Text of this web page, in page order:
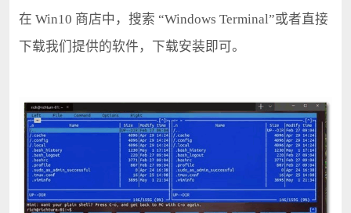
在 Win10 商店中，搜索 “Windows Terminal”或者直接
下载我们提供的软件，下载安装即可。